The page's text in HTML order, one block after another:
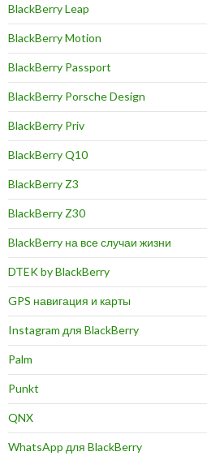
BlackBerry Leap
BlackBerry Motion
BlackBerry Passport
BlackBerry Porsche Design
BlackBerry Priv
BlackBerry Q10
BlackBerry Z3
BlackBerry Z30
BlackBerry на все случаи жизни
DTEK by BlackBerry
GPS навигация и карты
Instagram для BlackBerry
Palm
Punkt
QNX
WhatsApp для BlackBerry